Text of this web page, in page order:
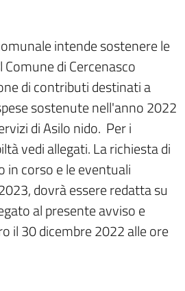
intende sostenere le
di Cercenasco
di contributi destinati a
sostenute nell'anno 2022
di Asilo nido. Per i
vedi allegati. La richiesta di
corso e le eventuali
dovrà essere redatta su
al presente avviso e
il 30 dicembre 2022 alle ore